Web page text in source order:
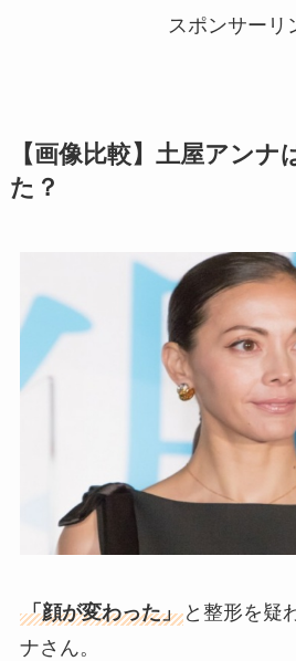
スポンサーリ
【画像比較】土屋アンナ
た？
「顔が変わった」と整形を疑
ナさん。